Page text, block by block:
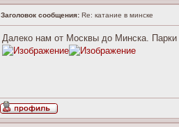
Заголовок сообщения: Re: катание в минске
Далеко нам от Москвы до Минска. Парки